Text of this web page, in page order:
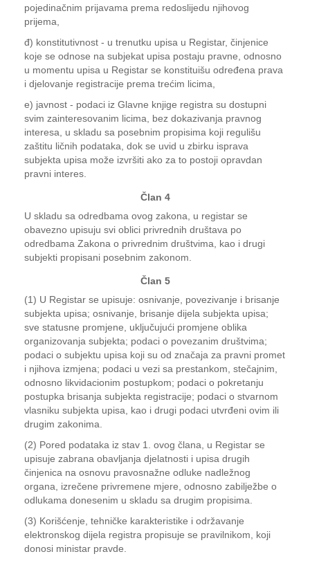
pojedinačnim prijavama prema redoslijedu njihovog
prijema,
đ) konstitutivnost - u trenutku upisa u Registar, činjenice
koje se odnose na subjekat upisa postaju pravne, odnosno
u momentu upisa u Registar se konstituišu određena prava
i djelovanje registracije prema trećim licima,
e) javnost - podaci iz Glavne knjige registra su dostupni
svim zainteresovanim licima, bez dokazivanja pravnog
interesa, u skladu sa posebnim propisima koji regulišu
zaštitu ličnih podataka, dok se uvid u zbirku isprava
subjekta upisa može izvršiti ako za to postoji opravdan
pravni interes.
Član 4
U skladu sa odredbama ovog zakona, u registar se
obavezno upisuju svi oblici privrednih društava po
odredbama Zakona o privrednim društvima, kao i drugi
subjekti propisani posebnim zakonom.
Član 5
(1) U Registar se upisuje: osnivanje, povezivanje i brisanje
subjekta upisa; osnivanje, brisanje dijela subjekta upisa;
sve statusne promjene, uključujući promjene oblika
organizovanja subjekta; podaci o povezanim društvima;
podaci o subjektu upisa koji su od značaja za pravni promet
i njihova izmjena; podaci u vezi sa prestankom, stečajnim,
odnosno likvidacionim postupkom; podaci o pokretanju
postupka brisanja subjekta registracije; podaci o stvarnom
vlasniku subjekta upisa, kao i drugi podaci utvrđeni ovim ili
drugim zakonima.
(2) Pored podataka iz stav 1. ovog člana, u Registar se
upisuje zabrana obavljanja djelatnosti i upisa drugih
činjenica na osnovu pravosnažne odluke nadležnog
organa, izrečene privremene mjere, odnosno zabilježbe o
odlukama donesenim u skladu sa drugim propisima.
(3) Korišćenje, tehničke karakteristike i održavanje
elektronskog dijela registra propisuje se pravilnikom, koji
donosi ministar pravde.